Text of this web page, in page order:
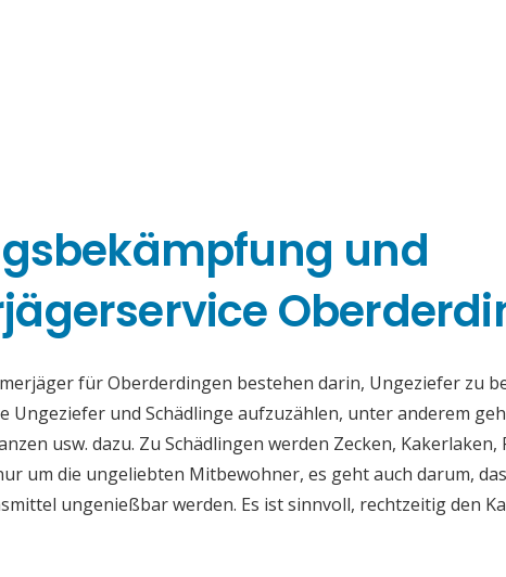
und
für Oberderdingen bestehen darin, Ungeziefer zu
Ungeziefer und Schädlinge aufzuzählen, unter anderem
usw. dazu. Zu Schädlingen werden Zecken, Kakerlaken,
um die ungeliebten Mitbewohner, es geht auch darum,
ungenießbar werden. Es ist sinnvoll, rechtzeitig den